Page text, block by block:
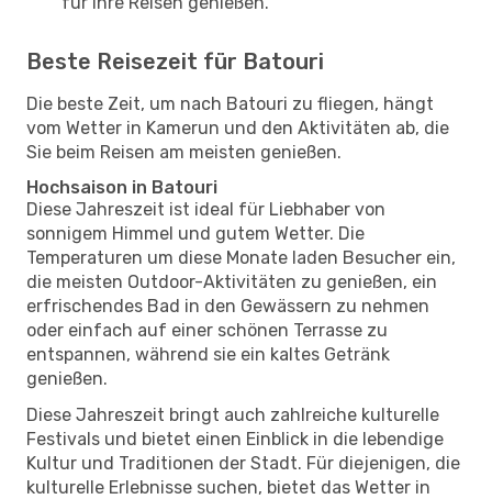
Beste Reisezeit für Batouri
Die beste Zeit, um nach Batouri zu fliegen, hängt
vom Wetter in Kamerun und den Aktivitäten ab, die
Sie beim Reisen am meisten genießen.
Hochsaison in Batouri
Diese Jahreszeit ist ideal für Liebhaber von
sonnigem Himmel und gutem Wetter. Die
Temperaturen um diese Monate laden Besucher ein,
die meisten Outdoor-Aktivitäten zu genießen, ein
erfrischendes Bad in den Gewässern zu nehmen
oder einfach auf einer schönen Terrasse zu
entspannen, während sie ein kaltes Getränk
genießen.
Diese Jahreszeit bringt auch zahlreiche kulturelle
Festivals und bietet einen Einblick in die lebendige
Kultur und Traditionen der Stadt. Für diejenigen, die
kulturelle Erlebnisse suchen, bietet das Wetter in